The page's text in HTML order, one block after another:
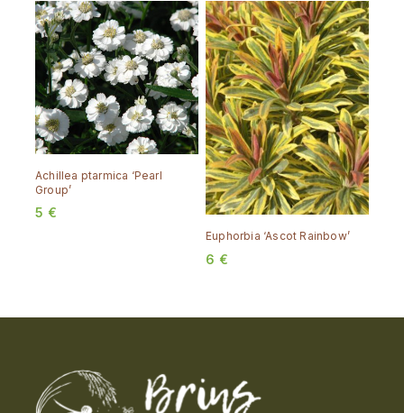
Achillea ptarmica ‘Pearl
Group’
5 €
Euphorbia ‘Ascot Rainbow’
6 €